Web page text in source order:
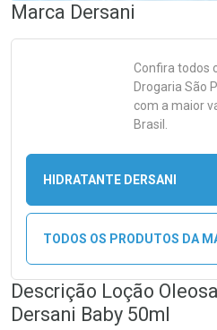
Marca Dersani
Confira todos
Drogaria São
com a maior
Brasil.
HIDRATANTE DERSANI
TODOS OS PRODUTOS DA
Descrição Loção
Dersani Baby 50ml